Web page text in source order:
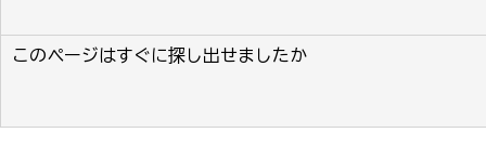
このページはすぐに探し出せましたか